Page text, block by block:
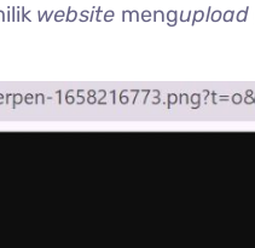
website mengupload